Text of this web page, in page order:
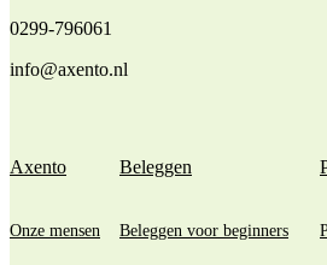
0299-796061
info@axento.nl
Axento
Onze mensen
Beleggen
Beleggen voor beginners